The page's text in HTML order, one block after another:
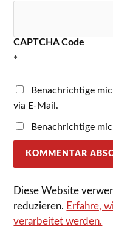
CAPTCHA Code
*
Benachrichtige
via E-Mail.
Benachrichtige
Diese Website
reduzieren. Erfahre,
verarbeitet werden.